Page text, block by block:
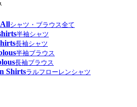
シャツ・ブラウス全て
半袖シャツ
長袖シャツ
半袖ブラウス
長袖ブラウス
Shirtsラルフローレンシャツ